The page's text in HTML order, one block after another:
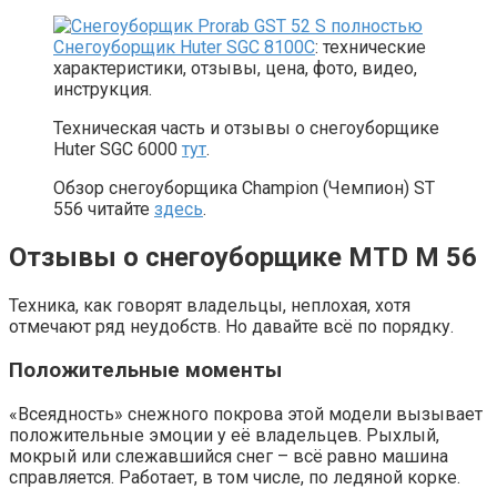
Снегоуборщик Huter SGC 8100C: технические
характеристики, отзывы, цена, фото, видео,
инструкция.
Техническая часть и отзывы о снегоуборщике
Huter SGC 6000 тут.
Обзор снегоуборщика Champion (Чемпион) ST
556 читайте здесь.
Отзывы о снегоуборщике MTD M 56
Техника, как говорят владельцы, неплохая, хотя
отмечают ряд неудобств. Но давайте всё по порядку.
Положительные моменты
«Всеядность» снежного покрова этой модели вызывает
положительные эмоции у её владельцев. Рыхлый,
мокрый или слежавшийся снег – всё равно машина
справляется. Работает, в том числе, по ледяной корке.